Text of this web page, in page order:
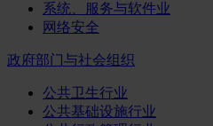
系统、服务与软件业
网络安全
政府部门与社会组织
公共卫生行业
公共基础设施行业